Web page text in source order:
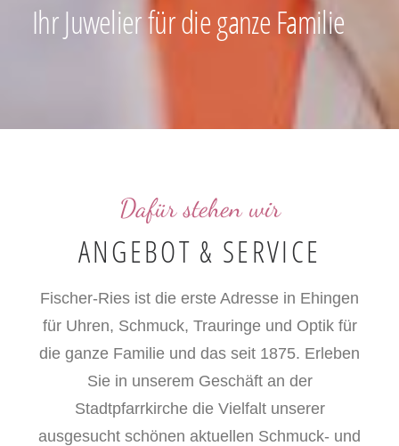
Ihr Juwelier für die ganze Familie
Dafür stehen wir
ANGEBOT & SERVICE
Fischer-Ries ist die erste Adresse in Ehingen
für Uhren, Schmuck, Trauringe und Optik für
die ganze Familie und das seit 1875. Erleben
Sie in unserem Geschäft an der
Stadtpfarrkirche die Vielfalt unserer
ausgesucht schönen aktuellen Schmuck- und